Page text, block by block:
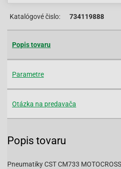
Katalógové čislo: 734119888
Popis tovaru
Parametre
Otázka na predavača
Popis tovaru
Pneumatiky CST CM733